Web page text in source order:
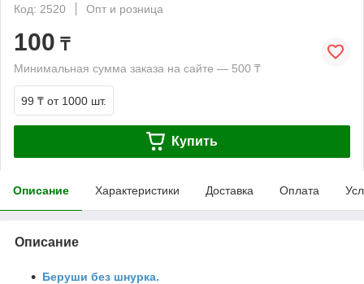
Код: 2520
Опт и розница
100 ₸
Минимальная сумма заказа на сайте — 500 ₸
99 ₸ от 1000 шт.
Купить
Описание Характеристики Доставка Оплата
Описание
Беруши без шнурка.